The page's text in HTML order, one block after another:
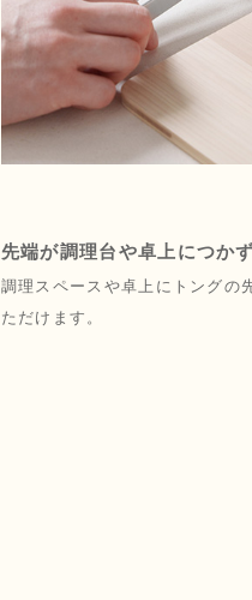
先端が調理台や卓上につか
調理スペースや卓上にトングの
ただけます。